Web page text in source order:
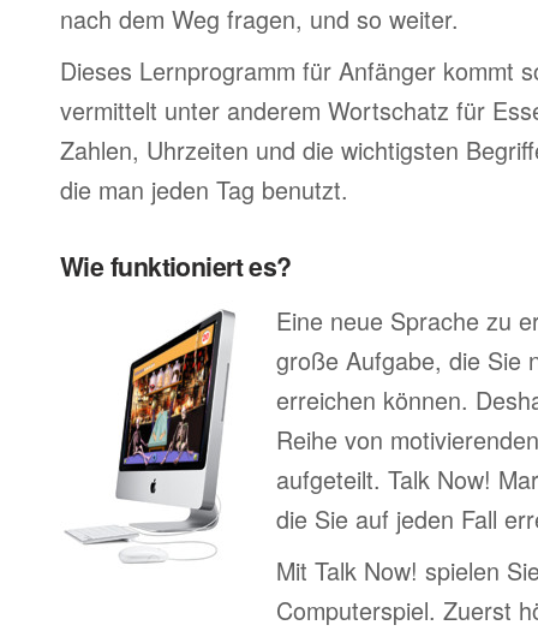
nach dem Weg fragen, und so weiter.
Dieses Lernprogramm für Anfänger kommt
vermittelt unter anderem Wortschatz für
Zahlen, Uhrzeiten und die wichtigsten
die man jeden Tag benutzt.
Wie funktioniert es?
Eine neue Sprache zu
große Aufgabe, die Sie
erreichen können.
Reihe von
aufgeteilt. Talk Now!
die Sie auf jeden Fall
Mit Talk Now! spielen
Computerspiel. Zuerst